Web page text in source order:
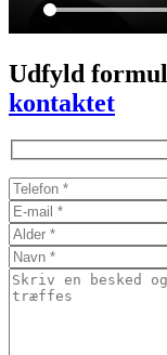
Udfyld
kontaktet